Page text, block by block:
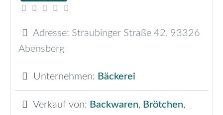
Adresse: Straubinger Straße 42, 93326
Abensberg
Unternehmen: Bäckerei
Verkauf von: Backwaren, Brötchen,